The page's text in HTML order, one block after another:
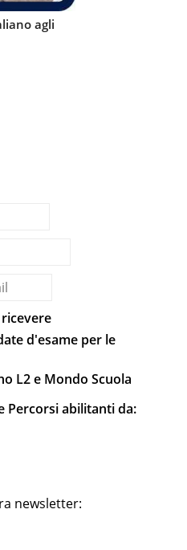
a
oppure a
d'esame per le
L2 e Mondo Scuola
Percorsi abilitanti da:
newsletter: